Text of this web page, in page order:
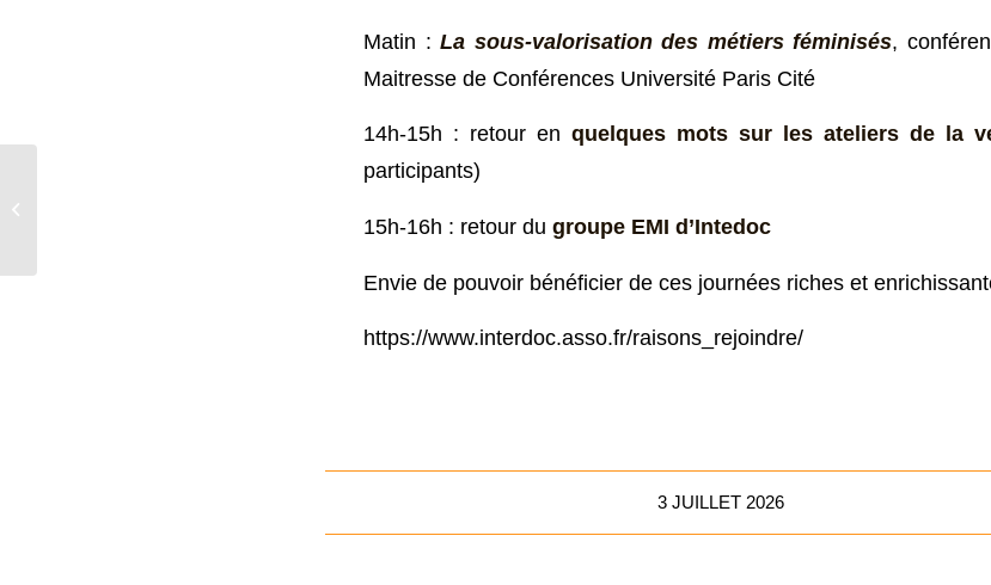
Matin : La sous-valorisation des métiers féminisés,
Maitresse de Conférences Université Paris Cité
14h-15h : retour en quelques mots sur les ateliers de la
participants)
15h-16h : retour du groupe EMI d’Intedoc
Envie de pouvoir bénéficier de ces journées riches et
https://www.interdoc.asso.fr/raisons_rejoindre/
3 JUILLET 2026